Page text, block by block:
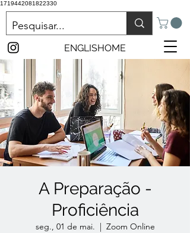
1719442081822330
ENGLISHOME
A Preparação -
Proficiência
seg., 01 de mai.
  |
Zoom Online